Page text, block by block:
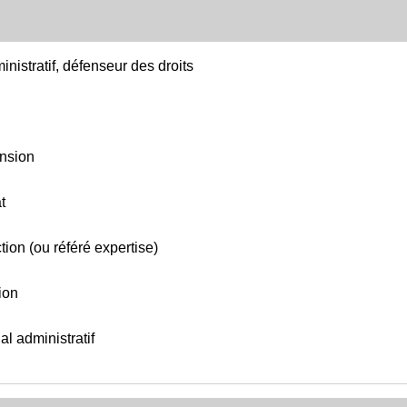
défenseur des droits
(ou référé expertise)
administratif